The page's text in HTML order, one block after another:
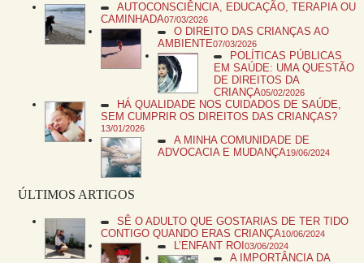
AUTOCONSCIÊNCIA, EDUCAÇÃO, TERAPIA OU
CAMINHADA07/03/2026
O DIREITO DAS CRIANÇAS AO
AMBIENTE07/03/2026
POLÍTICAS PÚBLICAS
EM SAÚDE: UMA QUESTÃO
DE DIREITOS DA
CRIANÇA05/02/2026
HÁ QUALIDADE NOS CUIDADOS DE SAÚDE,
SEM CUMPRIR OS DIREITOS DAS CRIANÇAS?
13/01/2026
A MINHA COMUNIDADE DE
ADVOCACIA E MUDANÇA19/06/2024
ÚLTIMOS ARTIGOS
SÊ O ADULTO QUE GOSTARIAS DE TER TIDO
CONTIGO QUANDO ERAS CRIANÇA10/06/2024
L’ENFANT ROI 03/06/2024
A IMPORTÂNCIA DA